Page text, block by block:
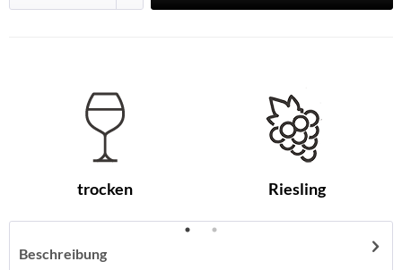
trocken Riesling
Beschreibung